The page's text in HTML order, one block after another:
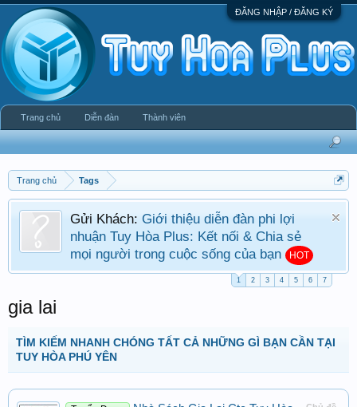
ĐĂNG NHẬP / ĐĂNG KÝ
Trang chủ Tags
Gửi Khách: Giới thiệu diễn đàn phi lợi
nhuận Tuy Hòa Plus: Kết nối & Chia sẻ
mọi người trong cuộc sống của bạn
HOT
1 2 3 4 5 6 7
gia lai
TÌM KIẾM NHANH CHÓNG TẤT CẢ NHỮNG GÌ BẠN CẦN TẠI
TUY HÒA PHÚ YÊN
Trang chủ Diễn đàn Thành viên